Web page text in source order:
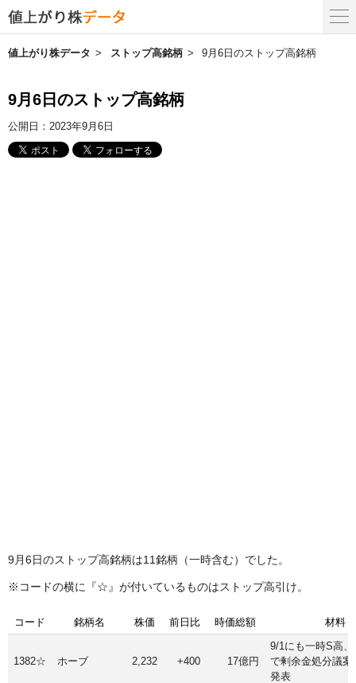
値上がり株データ ストップ高銘柄 9月6日のストップ高銘柄
9月6日のストップ高銘柄
公開日： 2023年9月6日
9月6日のストップ高銘柄は11銘柄（一時含む）でした。
※コードの横に『☆』が付いているものはストップ高引け。
コード 銘柄名 株価 前日比 時価総額 材料
1382☆ ホーブ 2,232 +400 17億円
9/1にも一時S高、
で剰余金処分議案
発表